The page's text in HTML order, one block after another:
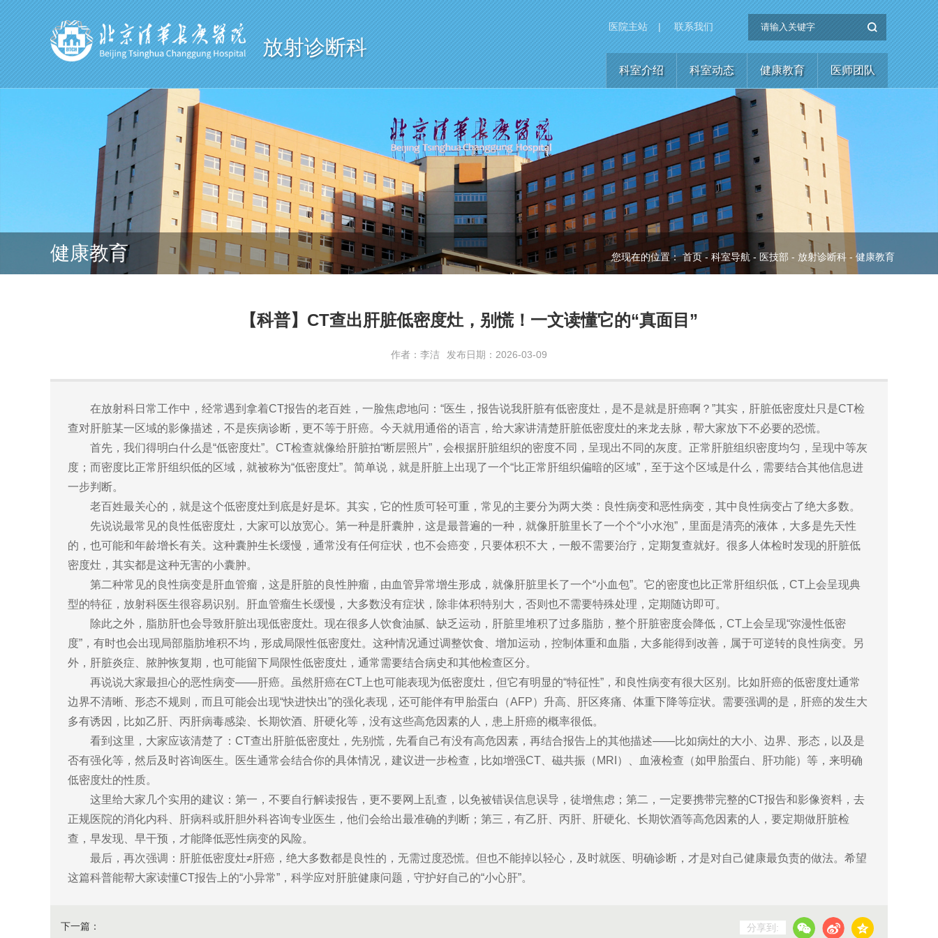
放射诊断科
医院主站 | 联系我们
科室介绍 科室动态 健康教育 医师团队
健康教育 您现在的位置：首页- 科室导航 - 医技部 - 放射诊断科 - 健康教育
【科普】CT查出肝脏低密度灶，别慌！一文读懂它的“真面目”
作者：李洁 发布日期：2026-03-09
在放射科日常工作中，经常遇到拿着CT报告的老百姓，一脸焦虑地问：“医生，报告说我肝脏有低密度灶，是不是就是肝癌啊？”其实，肝脏低密度灶只是CT检
查对肝脏某一区域的影像描述，不是疾病诊断，更不等于肝癌。今天就用通俗的语言，给大家讲清楚肝脏低密度灶的来龙去脉，帮大家放下不必要的恐慌。
首先，我们得明白什么是“低密度灶”。CT检查就像给肝脏拍“断层照片”，会根据肝脏组织的密度不同，呈现出不同的灰度。正常肝脏组织密度均匀，呈现中等灰
度；而密度比正常肝组织低的区域，就被称为“低密度灶”。简单说，就是肝脏上出现了一个“比正常肝组织偏暗的区域”，至于这个区域是什么，需要结合其他信息进
一步判断。
老百姓最关心的，就是这个低密度灶到底是好是坏。其实，它的性质可轻可重，常见的主要分为两大类：良性病变和恶性病变，其中良性病变占了绝大多数。
先说说最常见的良性低密度灶，大家可以放宽心。第一种是肝囊肿，这是最普遍的一种，就像肝脏里长了一个个“小水泡”，里面是清亮的液体，大多是先天性
的，也可能和年龄增长有关。这种囊肿生长缓慢，通常没有任何症状，也不会癌变，只要体积不大，一般不需要治疗，定期复查就好。很多人体检时发现的肝脏低
密度灶，其实都是这种无害的小囊肿。
第二种常见的良性病变是肝血管瘤，这是肝脏的良性肿瘤，由血管异常增生形成，就像肝脏里长了一个“小血包”。它的密度也比正常肝组织低，CT上会呈现典
型的特征，放射科医生很容易识别。肝血管瘤生长缓慢，大多数没有症状，除非体积特别大，否则也不需要特殊处理，定期随访即可。
除此之外，脂肪肝也会导致肝脏出现低密度灶。现在很多人饮食油腻、缺乏运动，肝脏里堆积了过多脂肪，整个肝脏密度会降低，CT上会呈现“弥漫性低密
度”，有时也会出现局部脂肪堆积不均，形成局限性低密度灶。这种情况通过调整饮食、增加运动，控制体重和血脂，大多能得到改善，属于可逆转的良性病变。另
外，肝脏炎症、脓肿恢复期，也可能留下局限性低密度灶，通常需要结合病史和其他检查区分。
再说说大家最担心的恶性病变——肝癌。虽然肝癌在CT上也可能表现为低密度灶，但它有明显的“特征性”，和良性病变有很大区别。比如肝癌的低密度灶通常
边界不清晰、形态不规则，而且可能会出现“快进快出”的强化表现，还可能伴有甲胎蛋白（AFP）升高、肝区疼痛、体重下降等症状。需要强调的是，肝癌的发生大
多有诱因，比如乙肝、丙肝病毒感染、长期饮酒、肝硬化等，没有这些高危因素的人，患上肝癌的概率很低。
看到这里，大家应该清楚了：CT查出肝脏低密度灶，先别慌，先看自己有没有高危因素，再结合报告上的其他描述——比如病灶的大小、边界、形态，以及是
否有强化等，然后及时咨询医生。医生通常会结合你的具体情况，建议进一步检查，比如增强CT、磁共振（MRI）、血液检查（如甲胎蛋白、肝功能）等，来明确
低密度灶的性质。
这里给大家几个实用的建议：第一，不要自行解读报告，更不要网上乱查，以免被错误信息误导，徒增焦虑；第二，一定要携带完整的CT报告和影像资料，去
正规医院的消化内科、肝病科或肝胆外科咨询专业医生，他们会给出最准确的判断；第三，有乙肝、丙肝、肝硬化、长期饮酒等高危因素的人，要定期做肝脏检
查，早发现、早干预，才能降低恶性病变的风险。
最后，再次强调：肝脏低密度灶≠肝癌，绝大多数都是良性的，无需过度恐慌。但也不能掉以轻心，及时就医、明确诊断，才是对自己健康最负责的做法。希望
这篇科普能帮大家读懂CT报告上的“小异常”，科学应对肝脏健康问题，守护好自己的“小心肝”。
下一篇： 分享到: